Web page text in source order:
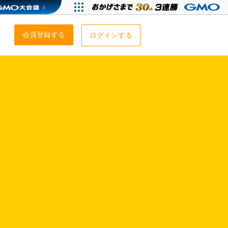
会員登録する ログインする